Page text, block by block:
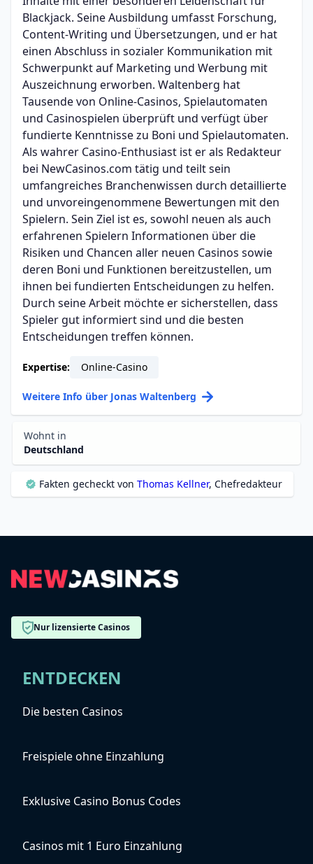
Blackjack. Seine Ausbildung umfasst Forschung,
Content-Writing und Übersetzungen, und er hat
einen Abschluss in sozialer Kommunikation mit
Schwerpunkt auf Marketing und Werbung mit
Auszeichnung erworben. Waltenberg hat
Tausende von Online-Casinos, Spielautomaten
und Casinospielen überprüft und verfügt über
fundierte Kenntnisse zu Boni und Spielautomaten.
Als wahrer Casino-Enthusiast ist er als Redakteur
bei NewCasinos.com tätig und teilt sein
umfangreiches Branchenwissen durch detaillierte
und unvoreingenommene Bewertungen mit den
Spielern. Sein Ziel ist es, sowohl neuen als auch
erfahrenen Spielern Informationen über die
Risiken und Chancen aller neuen Casinos sowie
deren Boni und Funktionen bereitzustellen, um
ihnen bei fundierten Entscheidungen zu helfen.
Durch seine Arbeit möchte er sicherstellen, dass
Spieler gut informiert sind und die besten
Entscheidungen treffen können.
Expertise: Online-Casino
Weitere Info über Jonas Waltenberg
Wohnt in
Deutschland
Fakten gecheckt von Thomas Kellner, Chefredakteur
Nur lizensierte Casinos
ENTDECKEN
Die besten Casinos
Freispiele ohne Einzahlung
Exklusive Casino Bonus Codes
Casinos mit 1 Euro Einzahlung